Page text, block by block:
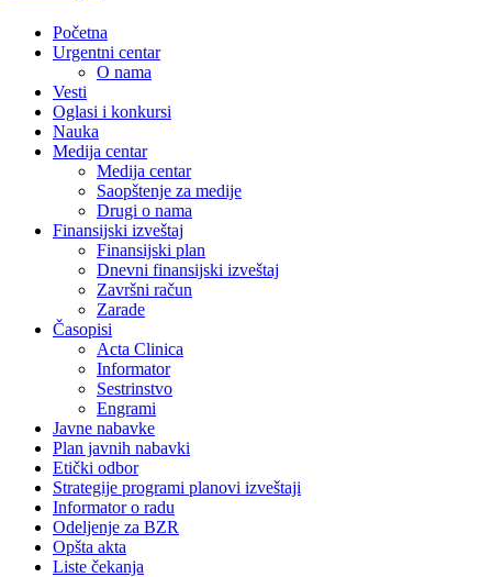
Početna
Urgentni centar
O nama
Vesti
Oglasi i konkursi
Nauka
Medija centar
Medija centar
Saopštenje za medije
Drugi o nama
Finansijski izveštaj
Finansijski plan
Dnevni finansijski izveštaj
Završni račun
Zarade
Časopisi
Acta Clinica
Informator
Sestrinstvo
Engrami
Javne nabavke
Plan javnih nabavki
Etički odbor
Strategije programi planovi izveštaji
Informator o radu
Odeljenje za BZR
Opšta akta
Liste čekanja